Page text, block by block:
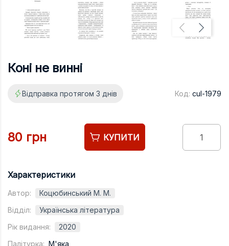
Підручники
Право
Соціологія
Фізика
Філологія
Коні не винні
Відправка протягом 3 днів Код: cul-1979
80 грн КУПИТИ
Характеристики
Автор:
Коцюбинський М. М.
Відділ:
Українська література
Рік видання:
2020
Палітурка: М'яка